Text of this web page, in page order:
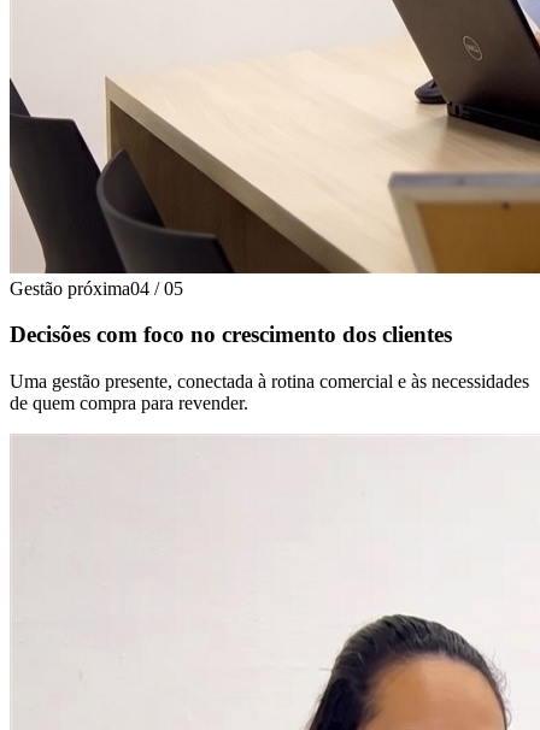
Gestão próxima04 / 05
Decisões com foco no crescimento dos clientes
Uma gestão presente, conectada à rotina comercial e às necessidades
de quem compra para revender.